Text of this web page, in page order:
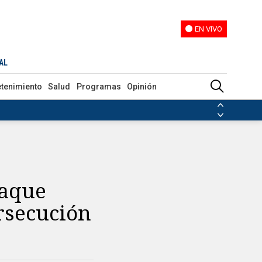
EN VIVO
Salud Programas Opinión